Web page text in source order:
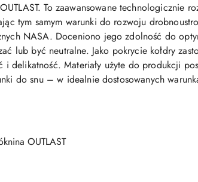
To zaawansowane technologicznie
tym samym warunki do rozwoju
NASA. Doceniono jego zdolność do
lub być neutralne. Jako pokrycie kołdry
delikatność. Materiały użyte do produkcji
do snu – w idealnie dostosowanych
OUTLAST